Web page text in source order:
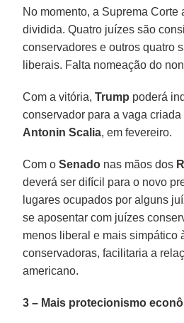
No momento, a Suprema Corte
dividida. Quatro juízes são
conservadores e outros quatro
liberais. Falta nomeação do
Com a vitória,Trump poderá
conservador para a vaga
Antonin Scalia, em fevereiro.
Com oSenado nas mãos dos
deverá ser difícil para o novo
lugares ocupados por alguns
se aposentar com juízes
menos liberal e mais simpático
conservadoras, facilitaria a
americano.
3 – Mais protecionismo